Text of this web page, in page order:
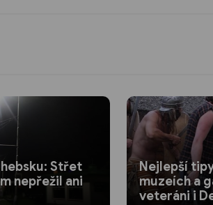
Střet
nepřežil ani
Nejlepší
muzeích a
veteráni i